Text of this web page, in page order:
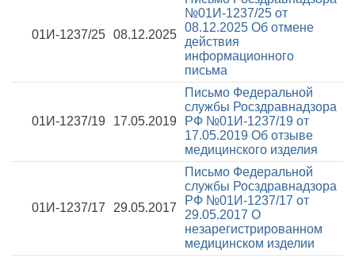
01И-1237/25 08.12.2025
№01И-1237/25 от
08.12.2025 Об отмене
действия
информационного
письма
01И-1237/19 17.05.2019
Письмо Федеральной
службы Росздравнадзора
РФ №01И-1237/19 от
17.05.2019 Об отзыве
медицинского изделия
01И-1237/17 29.05.2017
Письмо Федеральной
службы Росздравнадзора
РФ №01И-1237/17 от
29.05.2017 О
незарегистрированном
медицинском изделии